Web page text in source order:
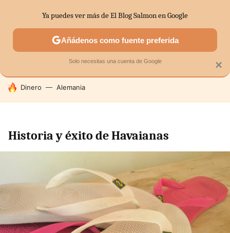
SECTORES ECONOMÍA DOMÉSTICA MERCADOS
HOY SE HABLA DE
Dinero Alemania
Historia y éxito de Havaianas
×
Ya puedes ver más de El Blog Salmon en Google
Añádenos como fuente preferida
Solo necesitas una cuenta de Google